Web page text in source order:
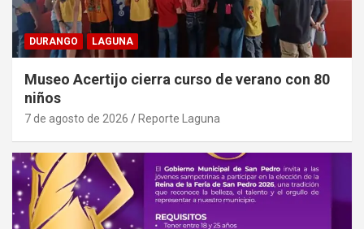
DURANGO LAGUNA
Museo Acertijo cierra curso de verano con 80
niños
7 de agosto de 2026 Reporte Laguna